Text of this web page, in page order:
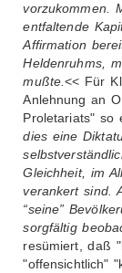
vorzukommen.
entfaltende
Affirmation
Heldenruhms,
mußte.<< Für
Anlehnung an
Proletariats" so
dies eine
Gleichheit, im
verankert sind.
“seine”
sorgfältig
resümiert, daß
"offensichtlich"